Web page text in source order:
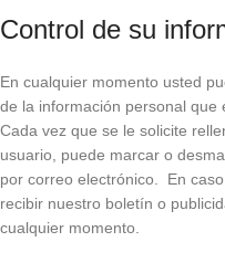
Control de su
En cualquier momento usted
de la información personal que
Cada vez que se le solicite
usuario, puede marcar o
por correo electrónico. En
recibir nuestro boletín o
cualquier momento.